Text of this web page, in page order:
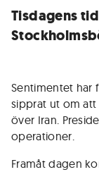
Tisdagens
Sentimentet har
sipprat ut om att
över Iran.
operationer.
Framåt dagen